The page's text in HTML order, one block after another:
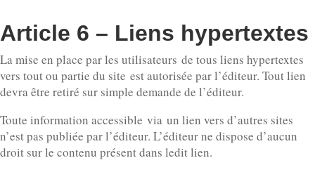
Article 6 – Liens hypertextes
La mise en place par les utilisateurs de tous liens hypertextes
vers tout ou partie du site est autorisée par l’éditeur. Tout lien
devra être retiré sur simple demande de l’éditeur.
Toute information accessible via un lien vers d’autres sites
n’est pas publiée par l’éditeur. L’éditeur ne dispose d’aucun
droit sur le contenu présent dans ledit lien.